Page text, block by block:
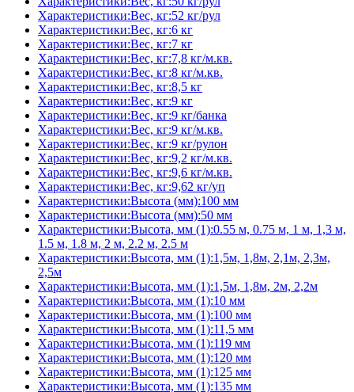
Характеристики:Вес, кг:52 кг/рул
Характеристики:Вес, кг:6 кг
Характеристики:Вес, кг:7 кг
Характеристики:Вес, кг:7,8 кг/м.кв.
Характеристики:Вес, кг:8 кг/м.кв.
Характеристики:Вес, кг:8,5 кг
Характеристики:Вес, кг:9 кг
Характеристики:Вес, кг:9 кг/банка
Характеристики:Вес, кг:9 кг/м.кв.
Характеристики:Вес, кг:9 кг/рулон
Характеристики:Вес, кг:9,2 кг/м.кв.
Характеристики:Вес, кг:9,6 кг/м.кв.
Характеристики:Вес, кг:9,62 кг/уп
Характеристики:Высота (мм):100 мм
Характеристики:Высота (мм):50 мм
Характеристики:Высота, мм (1):0.55 м, 0.75 м, 1 м, 1,3 м,
1.5 м, 1.8 м, 2 м, 2.2 м, 2.5 м
Характеристики:Высота, мм (1):1,5м, 1,8м, 2,1м, 2,3м,
2,5м
Характеристики:Высота, мм (1):1,5м, 1,8м, 2м, 2,2м
Характеристики:Высота, мм (1):10 мм
Характеристики:Высота, мм (1):100 мм
Характеристики:Высота, мм (1):11,5 мм
Характеристики:Высота, мм (1):119 мм
Характеристики:Высота, мм (1):120 мм
Характеристики:Высота, мм (1):125 мм
Характеристики:Высота, мм (1):135 мм